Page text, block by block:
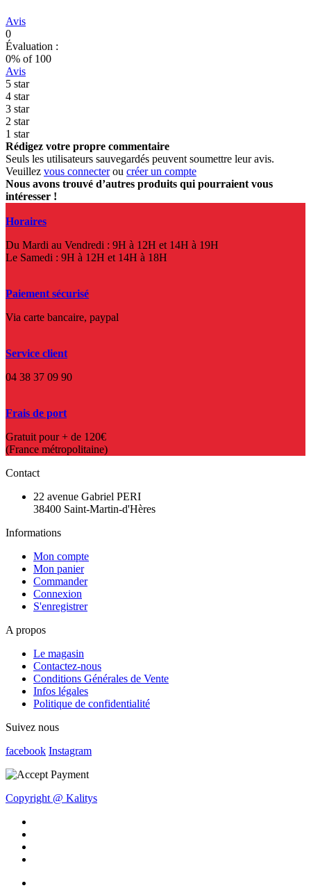
Avis
0
Évaluation :
0% of 100
Avis
5 star
4 star
3 star
2 star
1 star
Rédigez votre propre commentaire
Seuls les utilisateurs sauvegardés peuvent soumettre leur avis.
Veuillez vous connecterou créer un compte
Nous avons trouvé d’autres produits qui pourraient vous
intéresser !
Horaires
Du Mardi au Vendredi : 9H à 12H et 14H à 19H
Le Samedi : 9H à 12H et 14H à 18H
Paiement sécurisé
Via carte bancaire, paypal
Service client
04 38 37 09 90
Frais de port
Gratuit pour + de 120€
(France métropolitaine)
Contact
22 avenue Gabriel PERI
38400 Saint-Martin-d'Hères
Informations
Mon compte
Mon panier
Commander
Connexion
S'enregistrer
A propos
Le magasin
Contactez-nous
Conditions Générales de Vente
Infos légales
Politique de confidentialité
Suivez nous
facebook Instagram
Copyright @ Kalitys